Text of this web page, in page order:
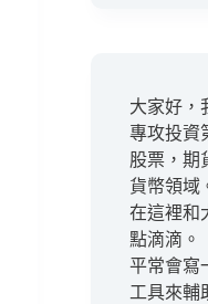
大家好，
專攻投資
股票，期
貨幣領域
在這裡和
點滴滴。
平常會寫
工具來輔